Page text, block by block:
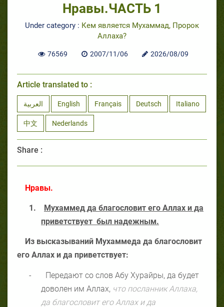
Нравы.ЧАСТЬ 1
Under category : Кем является Мухаммад, Пророк
Аллаха?
76569 2007/11/06 2026/08/09
Article translated to :
العربية English Français Deutsch Italiano
中文 Nederlands
Share :
Нравы.
1.
Мухаммед да благословит его Аллах и да
приветствует был надежным.
Из высказываний Мухаммеда да благословит
его Аллах и да приветствует:
-
Передают со слов Абу Хурайры, да будет
доволен им Аллах, что посланник Аллаха,
да благословит его Аллах и да